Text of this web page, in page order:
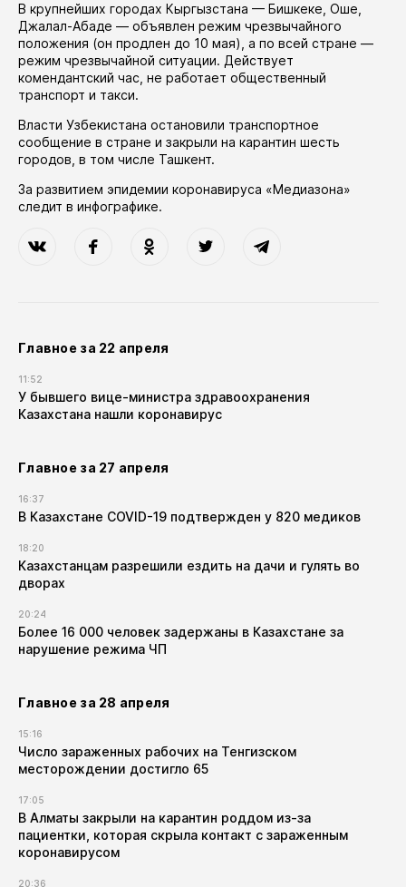
В крупнейших городах Кыргызстана — Бишкеке, Оше,
Джалал-Абаде — объявлен режим чрезвычайного
положения (он продлен до 10 мая), а по всей стране —
режим чрезвычайной ситуации. Действует
комендантский час, не работает общественный
транспорт и такси.
Власти Узбекистана остановили транспортное
сообщение в стране и закрыли на карантин шесть
городов, в том числе Ташкент.
За развитием эпидемии коронавируса «Медиазона»
следит в инфографике.
Главное за 22 апреля
11:52
У бывшего вице-министра здравоохранения
Казахстана нашли коронавирус
Главное за 27 апреля
16:37
В Казахстане COVID-19 подтвержден у 820 медиков
18:20
Казахстанцам разрешили ездить на дачи и гулять во
дворах
20:24
Более 16 000 человек задержаны в Казахстане за
нарушение режима ЧП
Главное за 28 апреля
15:16
Число зараженных рабочих на Тенгизском
месторождении достигло 65
17:05
В Алматы закрыли на карантин роддом из-за
пациентки, которая скрыла контакт с зараженным
коронавирусом
20:36